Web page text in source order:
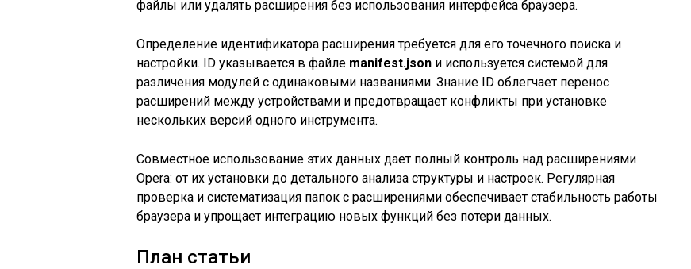
файлы или удалять расширения без использования интерфейса браузера.
Определение идентификатора расширения требуется для его точечного поиска и
настройки. ID указывается в файле manifest.json и используется системой для
различения модулей с одинаковыми названиями. Знание ID облегчает перенос
расширений между устройствами и предотвращает конфликты при установке
нескольких версий одного инструмента.
Совместное использование этих данных дает полный контроль над расширениями
Opera: от их установки до детального анализа структуры и настроек. Регулярная
проверка и систематизация папок с расширениями обеспечивает стабильность работы
браузера и упрощает интеграцию новых функций без потери данных.
План статьи